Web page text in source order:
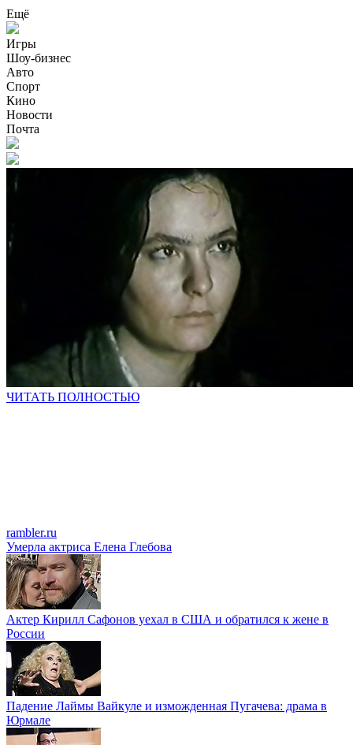
Ещё
Игры
Шоу-бизнес
Авто
Спорт
Кино
Новости
Почта
ЧИТАТЬ ПОЛНОСТЬЮ
rambler.ru
Умерла актриса Елена Глебова
Актер Кирилл Сафонов уехал в США и обратился к жене в
России
Падение Лаймы Вайкуле и изможденная Пугачева: драма в
Юрмале